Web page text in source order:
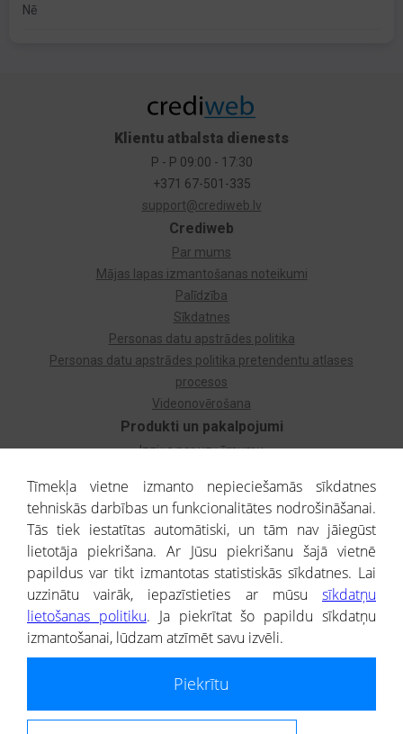
Nē
Produkti un pakalpojumi
Izziņa par uzņēmumu
Dzimtas koks
Uzņēmumu atlase
Monitorings
Kredītizziņa par ārvalstu uzņēmumiem
Crediweb
Par mums
Mājas lapas izmantošanas noteikumi
Palīdzība
Sīkdatnes
Personas datu apstrādes politika
Personas datu apstrādes politika pretendentu atlases
procesos
Videonovērošana
Klientu atbalsta dienests
P - P 09:00 - 17:30
+371 67-501-335
support@crediweb.lv
® CREDITREFORM Latvija
SIA
Portāla ietvaros saņemtajai informācijai ir uzziņas raksturs, un tai nav
Tīmekļa vietne izmanto nepieciešamās sīkdatnes
tehniskās darbības un funkcionalitātes nodrošināšanai.
Tās tiek iestatītas automātiski, un tām nav jāiegūst
lietotāja piekrišana. Ar Jūsu piekrišanu šajā vietnē
papildus var tikt izmantotas statistiskās sīkdatnes. Lai
uzzinātu vairāk, iepazīstieties ar mūsu sīkdatņu
lietošanas politiku. Ja piekrītat šo papildu sīkdatņu
izmantošanai, lūdzam atzīmēt savu izvēli.
Piekrītu